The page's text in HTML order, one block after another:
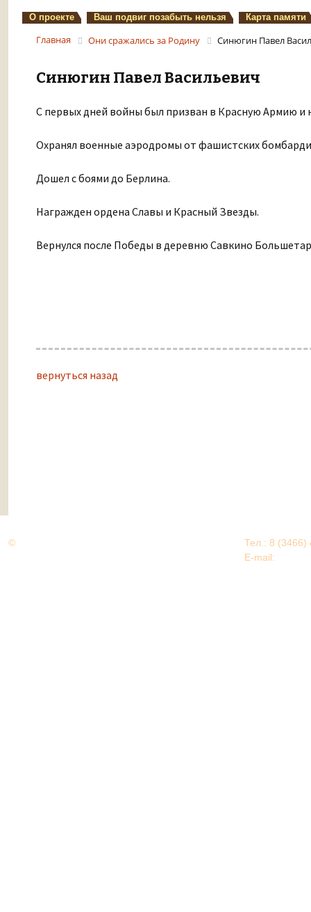
О проекте Ваш подвиг позабыть нельзя Карта памяти
Главная Они сражались за Родину Синюгин Павел
Синюгин Павел Васильевич
С первых дней войны был призван в Красную Армию и
Охранял военные аэродромы от фашистских
Дошел с боями до Берлина.
Награжден ордена Славы и Красный Звезды.
Вернулся после Победы в деревню Савкино
вернуться назад
©
Тел.: 8 (3466)
E-mail: